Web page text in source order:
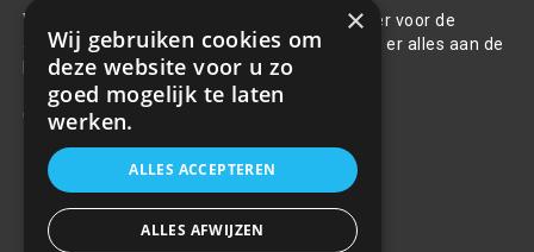
Welkom bij R&R Parts Automotive, uw partner voor de
aanschaf van alle auto accessoires. Wij doen er alles aan de
beste selectie, service & prijs te bieden.
Contact
info@rrparts.nl
×
Wij gebruiken cookies om
deze website voor u zo
goed mogelijk te laten
werken.
ALLES ACCEPTEREN
ALLES AFWIJZEN